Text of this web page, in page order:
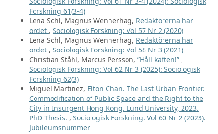
Forskning 61(3-4)
Lena Sohl, Magnus Wennerhag, Redaktörerna har
ordet , Sociologisk Forskning: Vol 57 Nr 2 (2020)
Lena Sohl, Magnus Wennerhag, Redaktörerna har
ordet , Sociologisk Forskning: Vol 58 Nr 3 (2021)
Christian Ståhl, Marcus Persson, ”Håll käften!” ,
Sociologisk Forskning: Vol 62 Nr 3 (2025): Sociologisk
Forskning 62(3)
Miguel Martinez, Elton Chan. The Last Urban Frontier.
Commodification of Public Space and the Right to the
City in Insurgent Hong Kong. Lund University, 2023.
PhD Thesis. , Sociologisk Forskning: Vol 60 Nr 2 (2023):
Jubileumsnummer